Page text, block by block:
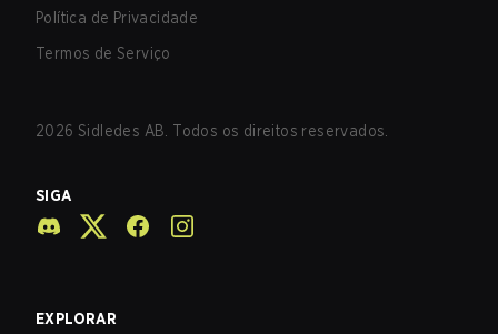
Política de Privacidade
Termos de Serviço
2026 Sidledes AB. Todos os direitos reservados.
SIGA
EXPLORAR